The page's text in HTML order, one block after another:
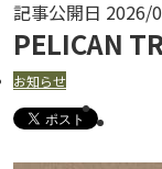
記事公開日 2026/
PELICAN
お知らせ